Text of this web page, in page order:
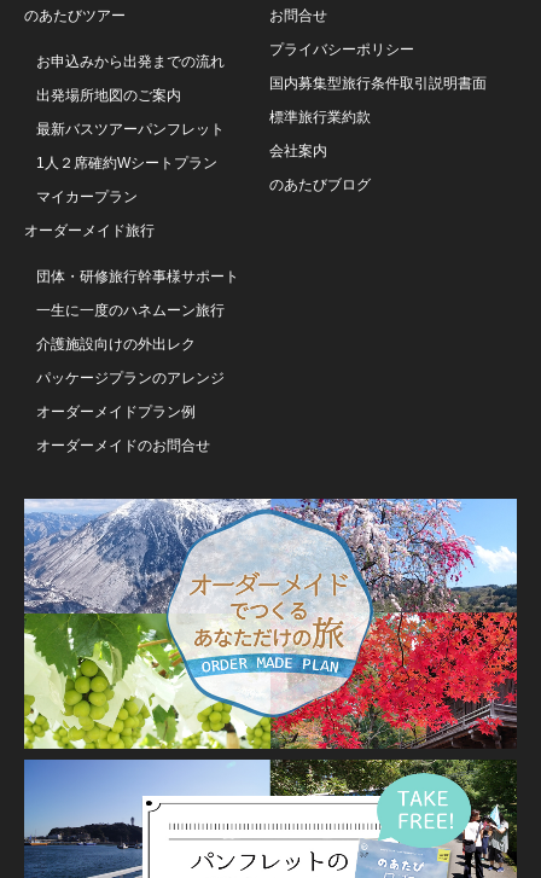
のあたびツアー
お申込みから出発までの流れ
出発場所地図のご案内
最新バスツアーパンフレット
1人２席確約Wシートプラン
マイカープラン
オーダーメイド旅行
団体・研修旅行幹事様サポート
一生に一度のハネムーン旅行
介護施設向けの外出レク
パッケージプランのアレンジ
オーダーメイドプラン例
オーダーメイドのお問合せ
お問合せ
プライバシーポリシー
国内募集型旅行条件取引説明書面
標準旅行業約款
会社案内
のあたびブログ